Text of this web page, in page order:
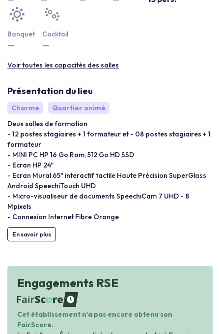
Banquet
—
Cocktail
—
Voir toutes les capacités des salles
Présentation du lieu
Charme
Quartier animé
Deux salles de formation
- 12 postes stagiaires + 1 formateur et - 08 postes stagiaires + 1
formateur
- MINI PC HP 16 Go Ram, 512 Go HD SSD
- Ecran HP 24''
- Ecran Mural 65" interactif tactile Haute Précision SuperGlass
Android SpeechiTouch UHD
- Micro-visualiseur de documents SpeechiCam 7 UHD - 8
Mpixels
- Connexion Internet Fibre Orange
En savoir plus
Engagements RSE
waiting
Cet établissement n'a pas encore obtenu son
FairScore.